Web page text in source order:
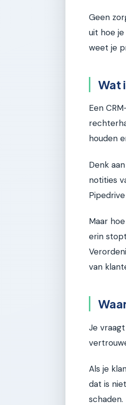
Geen
uit hoe
weet je
Wat
Een
houden
Denk
notities
Maar
erin
van
Je
Als je
dat is